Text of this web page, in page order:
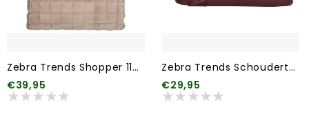
Zebra Trends Shopper 117 Lichttaupe
€39,95
Zebra Trends Schoudertas 007 Bordeaux rood
€29,95